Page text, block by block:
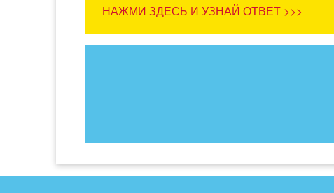
НАЖМИ ЗДЕСЬ И УЗНАЙ ОТВЕТ >>>